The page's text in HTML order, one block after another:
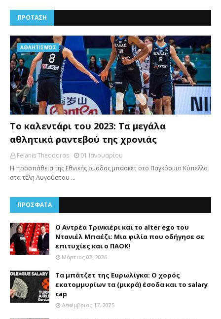
ΠΡΟΤΑΣΗ
AΘΛΗΤΙΣΜΌΣ
Το καλεντάρι του 2023: Τα μεγάλα
αθλητικά ραντεβού της χρονιάς
Felanis Theodoros
01 Ιανουαρίου
Η προσπάθεια της Εθνικής ομάδας μπάσκετ στο Παγκόσμιο Κύπελλο
στα τέλη Αυγούστου …
ΠΡΟΣΦΑΤΑ
Ο Αντρέα Τρινκιέρι και το alter ego του
Ντανιέλ Μπαέζι: Μια φιλία που οδήγησε σε
επιτυχίες και ο ΠΑΟΚ!
Μάρτιος 02, 2026
Τα μπάτζετ της Ευρωλίγκα: Ο χορός
εκατομμυρίων τα (μικρά) έσοδα και το salary
cap
Δεκέμβριος 17, 2025